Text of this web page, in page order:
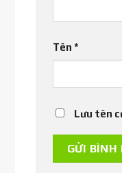
Tên *
Lưu tên